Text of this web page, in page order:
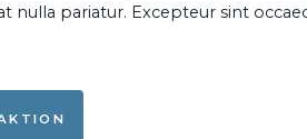
nulla pariatur. Excepteur sint